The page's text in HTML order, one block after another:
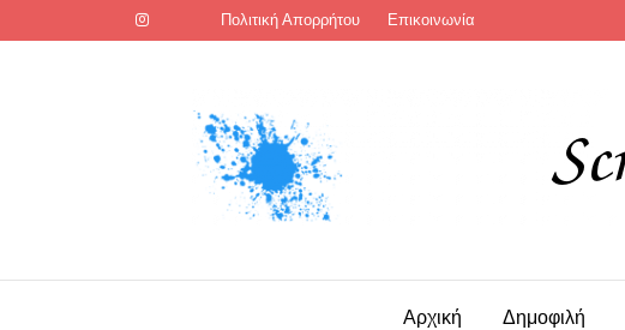
to
Πολιτική Απορρήτου Επικοινωνία
Αρχική Δημοφιλή